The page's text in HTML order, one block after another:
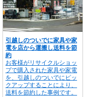
引越しのついでに家具や家
電を店から運搬し送料を節
約
お客様がリサイクルショッ
プで購入された家具や家電
を、引越しのついでにピッ
クアップすることにより、
送料を節約した事例です。